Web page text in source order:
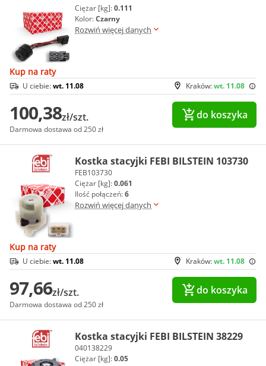
Ciężar [kg]:0.111
Kolor:Czarny
Rozwiń więcej danych
Kup na raty
Kraków:wt. 11.08
U ciebie:wt. 11.08
100,38zł/szt.
Darmowa dostawa od 250 zł
do koszyka
Kostka stacyjki FEBI BILSTEIN 103730
FEB103730
Ciężar [kg]:0.061
Ilość połączeń:6
Rozwiń więcej danych
Kup na raty
Kraków:wt. 11.08
U ciebie:wt. 11.08
97,66zł/szt.
Darmowa dostawa od 250 zł
do koszyka
Kostka stacyjki FEBI BILSTEIN 38229
040138229
Ciężar [kg]:0.05